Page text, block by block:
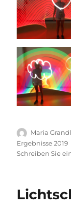
Autor
Maria Grandl
Ergebnisse 2019
Schreiben Sie